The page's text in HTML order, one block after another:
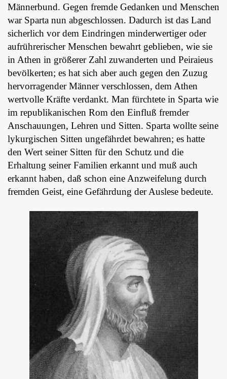
Männerbund. Gegen fremde Gedanken und Menschen
war Sparta nun abgeschlossen. Dadurch ist das Land
sicherlich vor dem Eindringen minderwertiger oder
aufrührerischer Menschen bewahrt geblieben, wie sie
in Athen in größerer Zahl zuwanderten und Peiraieus
bevölkerten; es hat sich aber auch gegen den Zuzug
hervorragender Männer verschlossen, dem Athen
wertvolle Kräfte verdankt. Man fürchtete in Sparta wie
im republikanischen Rom den Einfluß fremder
Anschauungen, Lehren und Sitten. Sparta wollte seine
lykurgischen Sitten ungefährdet bewahren; es hatte
den Wert seiner Sitten für den Schutz und die
Erhaltung seiner Familien erkannt und muß auch
erkannt haben, daß schon eine Anzweifelung durch
fremden Geist, eine Gefährdung der Auslese bedeute.